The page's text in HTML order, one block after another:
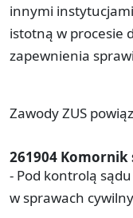
innymi
istotną w procesie
zapewnienia
Zawody ZUS
261904 Komornik
- Pod kontrolą
w sprawach